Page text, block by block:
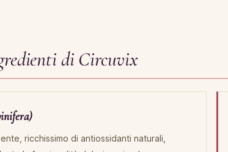
di Circuvix
ricchissimo di antiossidanti naturali,